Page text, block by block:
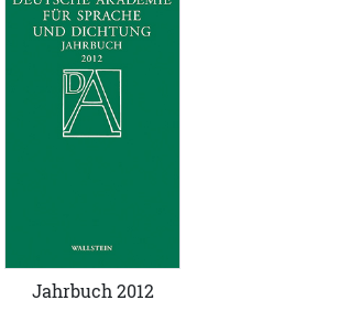
Jahrbuch 2012